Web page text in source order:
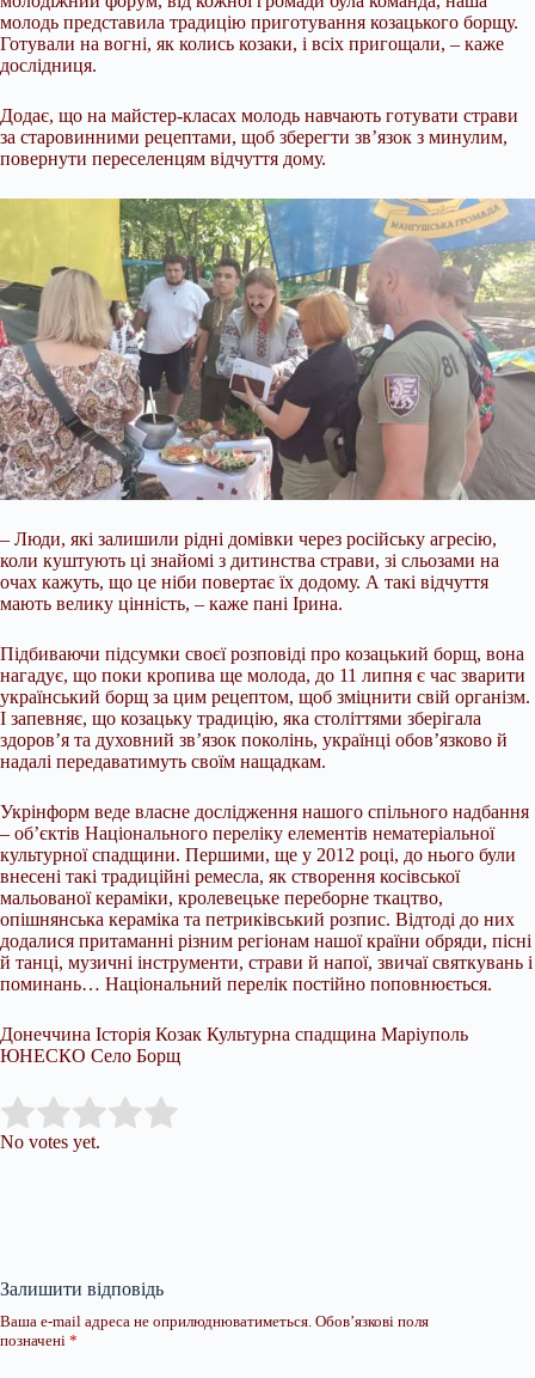
молодь представила традицію приготування козацького борщу.
Готували на вогні, як колись козаки, і всіх пригощали, – каже
дослідниця.
Додає, що на майстер-класах молодь навчають готувати страви
за старовинними рецептами, щоб зберегти зв’язок з минулим,
повернути переселенцям відчуття дому.
– Люди, які залишили рідні домівки через російську агресію,
коли куштують ці знайомі з дитинства страви, зі сльозами на
очах кажуть, що це ніби повертає їх додому. А такі відчуття
мають велику цінність, – каже пані Ірина.
Підбиваючи підсумки своєї розповіді про козацький борщ, вона
нагадує, що поки кропива ще молода, до 11 липня є час зварити
український борщ за цим рецептом, щоб зміцнити свій організм.
І запевняє, що козацьку традицію, яка століттями зберігала
здоров’я та духовний зв’язок поколінь, українці обов’язково й
надалі передаватимуть своїм нащадкам.
Укрінформ веде власне дослідження нашого спільного надбання
– об’єктів Національного переліку елементів нематеріальної
культурної спадщини. Першими, ще у 2012 році, до нього були
внесені такі традиційні ремесла, як створення косівської
мальованої кераміки, кролевецьке переборне ткацтво,
опішнянська кераміка та петриківський розпис. Відтоді до них
додалися притаманні різним регіонам нашої країни обряди, пісні
й танці, музичні інструменти, страви й напої, звичаї святкувань і
поминань… Національний перелік постійно поповнюється.
Донеччина Історія Козак Культурна спадщина Маріуполь
ЮНЕСКО Село Борщ
Rate this item:
No votes yet.
Залишити відповідь
Ваша e-mail адреса не оприлюднюватиметься. Обов’язкові поля
позначені *